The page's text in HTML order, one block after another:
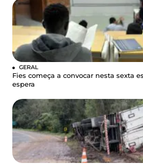
GERAL
Fies começa a convocar nesta sexta
espera